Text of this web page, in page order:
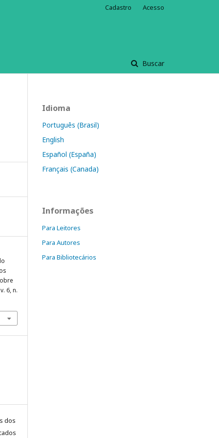
Buscar
Cadastro Acesso
6, n.
dos
Idioma
Português (Brasil)
English
Español (España)
Français (Canada)
Informações
Para Leitores
Para Autores
Para Bibliotecários